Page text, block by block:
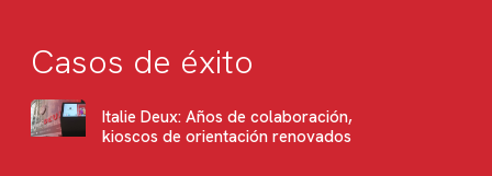
Casos de éxito
Italie Deux: Años de colaboración,
kioscos de orientación renovados